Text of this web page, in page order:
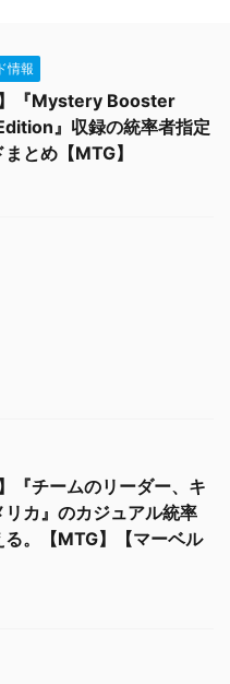
情報
】『Mystery Booster
』収録の統率者指定
とめ【MTG】
『チームのリーダー、キ
リカ』のカジュアル統率
。【MTG】【マーベル